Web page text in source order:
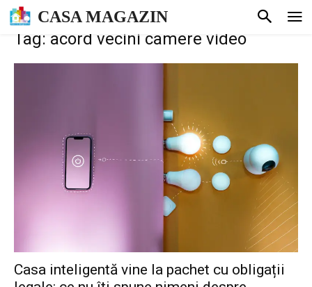
CASA MAGAZIN
Tag: acord vecini camere video
Casa inteligentă vine la pachet cu obligații